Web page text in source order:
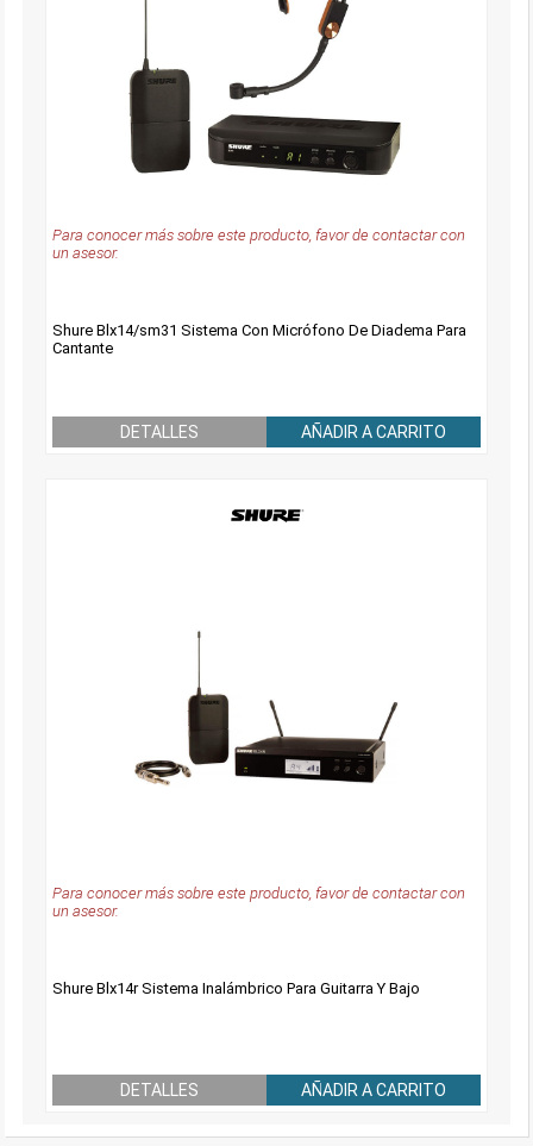
Para conocer más sobre este producto, favor de contactar con
un asesor.
Shure Blx14/sm31 Sistema Con Micrófono De Diadema Para
Cantante
DETALLES AÑADIR A CARRITO
Para conocer más sobre este producto, favor de contactar con
un asesor.
Shure Blx14r Sistema Inalámbrico Para Guitarra Y Bajo
DETALLES AÑADIR A CARRITO